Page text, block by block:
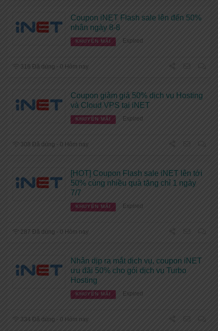
Coupon iNET Flash sale lên đến 50%
nhân ngày 8-8
KHUYẾN MÃI Expired
316 Đã dùng - 0 Hôm nay
Coupon giảm giá 50% dịch vụ Hosting
và Cloud VPS tại iNET
KHUYẾN MÃI Expired
308 Đã dùng - 0 Hôm nay
[HOT] Coupon Flash sale iNET lên tới
50% cùng nhiều quà tặng chỉ 1 ngày
7/7
KHUYẾN MÃI Expired
287 Đã dùng - 0 Hôm nay
Nhân dịp ra mắt dịch vụ, coupon iNET
ưu đãi 50% cho gói dịch vụ Turbo
Hosting
KHUYẾN MÃI Expired
334 Đã dùng - 0 Hôm nay